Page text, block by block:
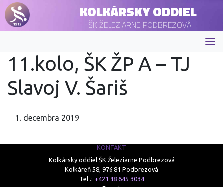
KOLKÁRSKY ODDIEL
ŠK ŽELEZIARNE PODBREZOVÁ
11.kolo, ŠK ŽP A – TJ
Slavoj V. Šariš
1. decembra 2019
KONTAKT
Kolkársky oddiel ŠK Železiarne Podbrezová
Kolkáreň 58, 976 81 Podbrezová
Tel .: +421 48 645 3034